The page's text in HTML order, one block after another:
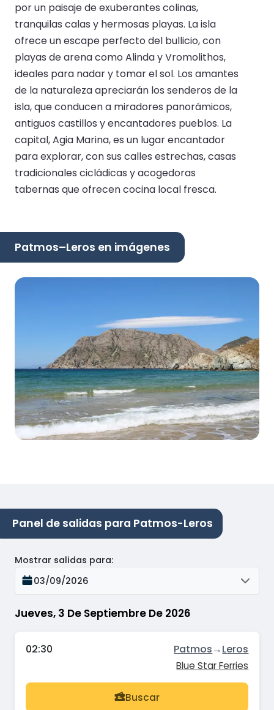
por un paisaje de exuberantes colinas,
tranquilas calas y hermosas playas. La isla
ofrece un escape perfecto del bullicio, con
playas de arena como Alinda y Vromolithos,
ideales para nadar y tomar el sol. Los amantes
de la naturaleza apreciarán los senderos de la
isla, que conducen a miradores panorámicos,
antiguos castillos y encantadores pueblos. La
capital, Agia Marina, es un lugar encantador
para explorar, con sus calles estrechas, casas
tradicionales cicládicas y acogedoras
tabernas que ofrecen cocina local fresca.
Patmos–Leros en imágenes
Panel de salidas para Patmos-Leros
Jueves, 3 De Septiembre De 2026
Mostrar salidas para:
03/09/2026
02:30 Patmos→Leros
Blue Star Ferries
Buscar